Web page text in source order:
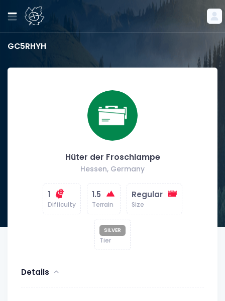
GC5RHYH
Hüter der Froschlampe
Hessen, Germany
1
Difficulty
1.5
Terrain
Regular
Size
SILVER
Tier
Details